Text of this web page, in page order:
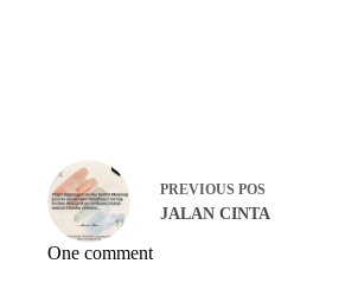
PREVIOUS POS
JALAN CINTA
One comment